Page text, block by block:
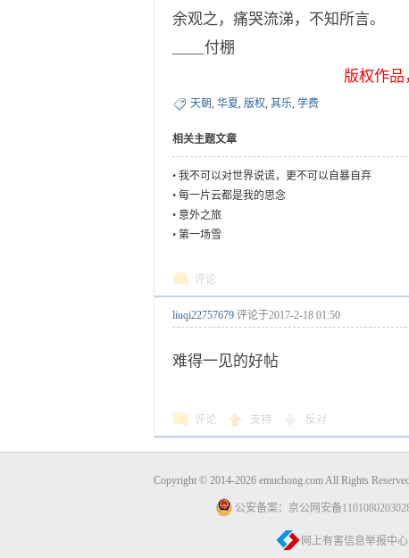
余观之，痛哭流涕，不知所言。
____付棚
版权作品
天朝, 华夏, 版权, 其乐, 学费
相关主题文章
• 我不可以对世界说谎，更不可以自暴自弃
• 每一片云都是我的思念
• 意外之旅
• 第一场雪
评论
liuqi22757679 评论于2017-2-18 01:50
难得一见的好帖
评论 支持 反对
Copyright © 2014-2026 emuchong.com All Rights
公安备案：京公网安备
网上有害信息举报中心